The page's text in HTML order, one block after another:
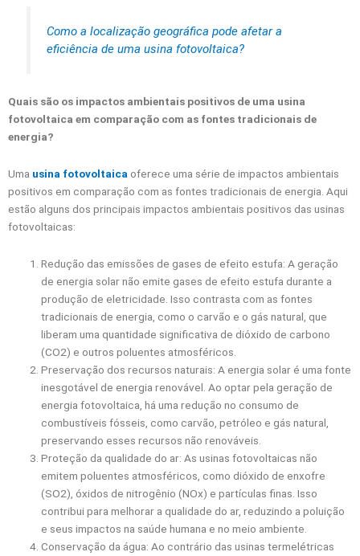
Como a localização geográfica pode afetar a
eficiência de uma usina fotovoltaica?
Quais são os impactos ambientais positivos de uma usina
fotovoltaica em comparação com as fontes tradicionais de
energia?
Uma usina fotovoltaica oferece uma série de impactos ambientais
positivos em comparação com as fontes tradicionais de energia. Aqui
estão alguns dos principais impactos ambientais positivos das usinas
fotovoltaicas:
Redução das emissões de gases de efeito estufa: A geração
de energia solar não emite gases de efeito estufa durante a
produção de eletricidade. Isso contrasta com as fontes
tradicionais de energia, como o carvão e o gás natural, que
liberam uma quantidade significativa de dióxido de carbono
(CO2) e outros poluentes atmosféricos.
Preservação dos recursos naturais: A energia solar é uma fonte
inesgotável de energia renovável. Ao optar pela geração de
energia fotovoltaica, há uma redução no consumo de
combustíveis fósseis, como carvão, petróleo e gás natural,
preservando esses recursos não renováveis.
Proteção da qualidade do ar: As usinas fotovoltaicas não
emitem poluentes atmosféricos, como dióxido de enxofre
(SO2), óxidos de nitrogênio (NOx) e partículas finas. Isso
contribui para melhorar a qualidade do ar, reduzindo a poluição
e seus impactos na saúde humana e no meio ambiente.
Conservação da água: Ao contrário das usinas termelétricas